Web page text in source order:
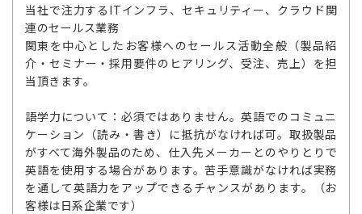
当社で注力するITインフラ、セキュリティー、クラウド関
連のセールス業務
関東を中心としたお客様へのセールス活動全般（製品紹
介・セミナー・採用要件のヒアリング、受注、売上）を担
当頂きます。
語学力について：必須ではありません。英語でのコミュニ
ケーション（読み・書き）に抵抗がなければ可。取扱製品
がすべて海外製品のため、仕入先メーカーとのやりとりで
英語を使用する場合があります。苦手意識がなければ実務
を通して英語力をアップできるチャンスがあります。（お
客様は日系企業です）